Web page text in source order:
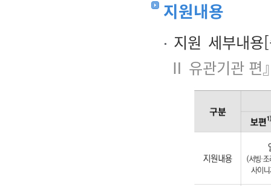
지원내용
지원 세부내용
Ⅱ 유관기관 편